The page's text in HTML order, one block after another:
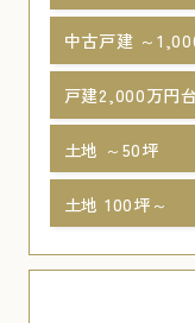
中古戸建 ～
戸建2,000万円台
土地 ～50坪
土地 100坪～